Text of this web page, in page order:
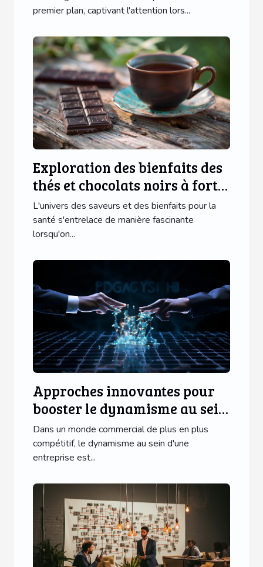
premier plan, captivant l'attention lors...
Exploration des bienfaits des
thés et chocolats noirs à forte
teneur
L'univers des saveurs et des bienfaits pour la
santé s'entrelace de manière fascinante
lorsqu'on...
Approches innovantes pour
booster le dynamisme au sein
de votre entreprise
Dans un monde commercial de plus en plus
compétitif, le dynamisme au sein d'une
entreprise est...